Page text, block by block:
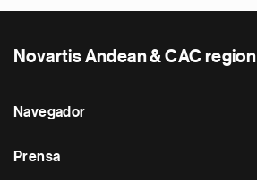
Novartis Andean & CAC region
Navegador
Prensa